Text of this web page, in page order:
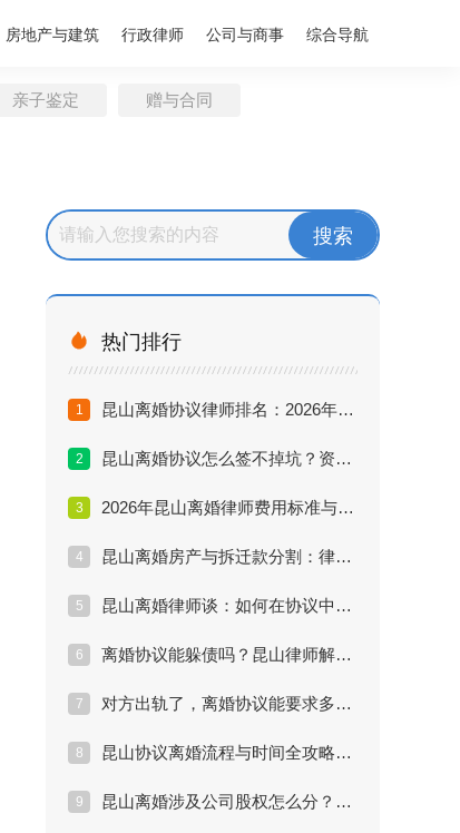
房地产与建筑 行政律师 公司与商事 综合导航
亲子鉴定 赠与合同
 热门排行
1 昆山离婚协议律师排名：2026年口碑推荐与避坑指南
2 昆山离婚协议怎么签不掉坑？资深律师揭秘三大陷阱
3 2026年昆山离婚律师费用标准与性价比分析
4 昆山离婚房产与拆迁款分割：律师教你利益最大化
5 昆山离婚律师谈：如何在协议中锁定抚养权与探视权？
6 离婚协议能躲债吗？昆山律师解读夫妻共同债务陷阱
7 对方出轨了，离婚协议能要求多少赔偿？昆山律师实战解答
8 昆山协议离婚流程与时间全攻略：最快多久能拿证？
9 昆山离婚涉及公司股权怎么分？专业律师的避险指南